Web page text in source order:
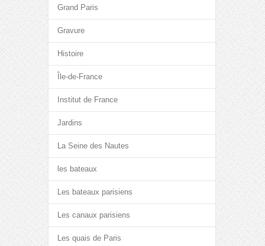
Grand Paris
Gravure
Histoire
Île-de-France
Institut de France
Jardins
La Seine des Nautes
les bateaux
Les bateaux parisiens
Les canaux parisiens
Les quais de Paris